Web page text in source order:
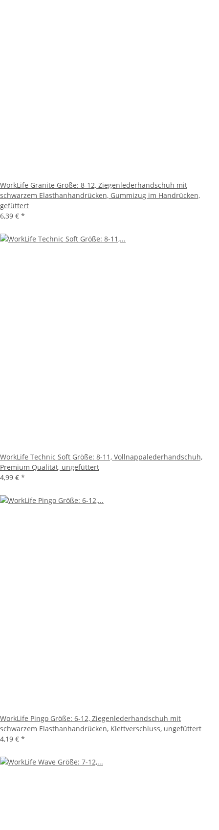
WorkLife Granite Größe: 8-12, Ziegenlederhandschuh mit
schwarzem Elasthanhandrücken, Gummizug im Handrücken,
gefüttert
6,39 € *
WorkLife Technic Soft Größe: 8-11, Vollnappalederhandschuh,
Premium Qualität, ungefüttert
4,99 € *
WorkLife Pingo Größe: 6-12, Ziegenlederhandschuh mit
schwarzem Elasthanhandrücken, Klettverschluss, ungefüttert
4,19 € *